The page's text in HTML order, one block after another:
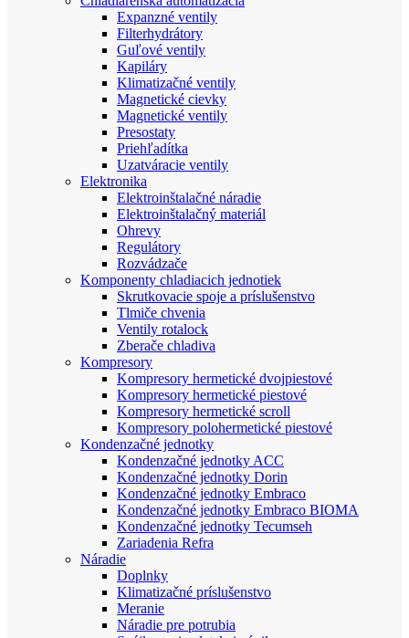
Expanzné ventily
Filterhydrátory
Guľové ventily
Kapiláry
Klimatizačné ventily
Magnetické cievky
Magnetické ventily
Presostaty
Priehľadítka
Uzatváracie ventily
Elektronika
Elektroinštalačné náradie
Elektroinštalačný materiál
Ohrevy
Regulátory
Rozvádzače
Komponenty chladiacich jednotiek
Skrutkovacie spoje a príslušenstvo
Tlmiče chvenia
Ventily rotalock
Zberače chladiva
Kompresory
Kompresory hermetické dvojpiestové
Kompresory hermetické piestové
Kompresory hermetické scroll
Kompresory polohermetické piestové
Kondenzačné jednotky
Kondenzačné jednotky ACC
Kondenzačné jednotky Dorin
Kondenzačné jednotky Embraco
Kondenzačné jednotky Embraco BIOMA
Kondenzačné jednotky Tecumseh
Zariadenia Refra
Náradie
Doplnky
Klimatizačné príslušenstvo
Meranie
Náradie pre potrubia